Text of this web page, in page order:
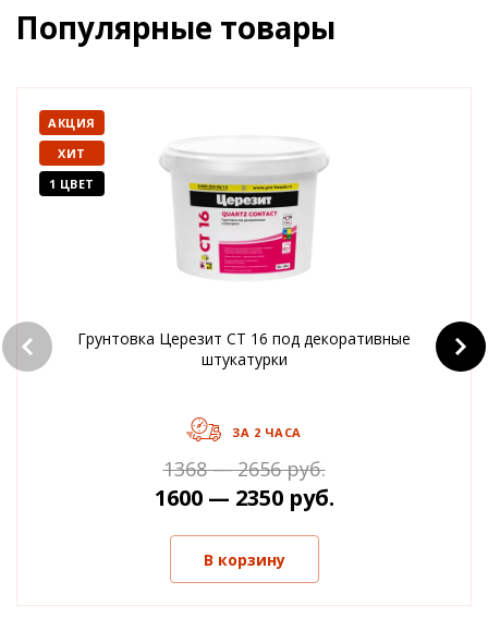
Популярные товары
АКЦИЯ
ХИТ
1 ЦВЕТ
Грунтовка Церезит CT 16 под декоративные
штукатурки
ЗА 2 ЧАСА
1368 — 2656 руб.
1600 — 2350 руб.
В корзину